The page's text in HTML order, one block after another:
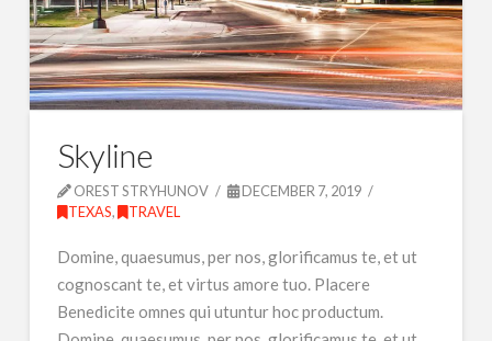
Skyline
OREST STRYHUNOV
DECEMBER 7, 2019
TEXAS, TRAVEL
Domine, quaesumus, per nos, glorificamus te, et ut
cognoscant te, et virtus amore tuo. Placere
Benedicite omnes qui utuntur hoc productum.